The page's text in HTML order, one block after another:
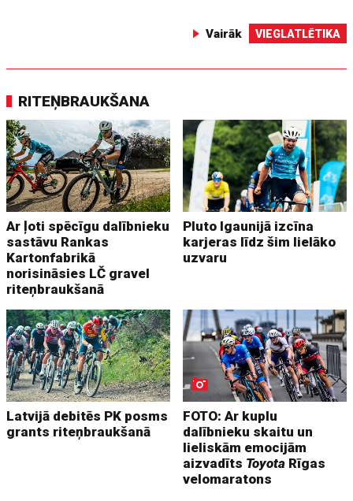
Vairāk VIEGLATLĒTIKA
RITEŅBRAUKŠANA
Ar ļoti spēcīgu dalībnieku
sastāvu Rankas
Kartonfabrikā
norisināsies LČ gravel
riteņbraukšanā
Pluto Igaunijā izcīna
karjeras līdz šim lielāko
uzvaru
Latvijā debitēs PK posms
grants riteņbraukšanā
FOTO: Ar kuplu
dalībnieku skaitu un
lieliskām emocijām
aizvadīts Toyota Rīgas
velomaratons